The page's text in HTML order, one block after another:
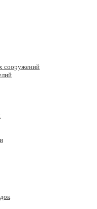
сооружений